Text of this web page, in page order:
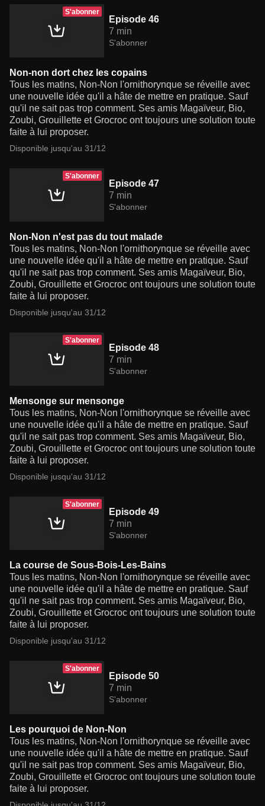
S'abonner
Episode 46
7 min
S'abonner
Non-non dort chez les copains
Tous les matins, Non-Non l'ornithorynque se réveille avec
une nouvelle idée qu'il a hâte de mettre en pratique. Sauf
qu'il ne sait pas trop comment. Ses amis Magaïveur, Bio,
Zoubi, Grouillette et Grocroc ont toujours une solution toute
faite à lui proposer.
Disponible jusqu'au 31/12
S'abonner
Episode 47
7 min
S'abonner
Non-Non n'est pas du tout malade
Tous les matins, Non-Non l'ornithorynque se réveille avec
une nouvelle idée qu'il a hâte de mettre en pratique. Sauf
qu'il ne sait pas trop comment. Ses amis Magaïveur, Bio,
Zoubi, Grouillette et Grocroc ont toujours une solution toute
faite à lui proposer.
Disponible jusqu'au 31/12
S'abonner
Episode 48
7 min
S'abonner
Mensonge sur mensonge
Tous les matins, Non-Non l'ornithorynque se réveille avec
une nouvelle idée qu'il a hâte de mettre en pratique. Sauf
qu'il ne sait pas trop comment. Ses amis Magaïveur, Bio,
Zoubi, Grouillette et Grocroc ont toujours une solution toute
faite à lui proposer.
Disponible jusqu'au 31/12
S'abonner
Episode 49
7 min
S'abonner
La course de Sous-Bois-Les-Bains
Tous les matins, Non-Non l'ornithorynque se réveille avec
une nouvelle idée qu'il a hâte de mettre en pratique. Sauf
qu'il ne sait pas trop comment. Ses amis Magaïveur, Bio,
Zoubi, Grouillette et Grocroc ont toujours une solution toute
faite à lui proposer.
Disponible jusqu'au 31/12
S'abonner
Episode 50
7 min
S'abonner
Les pourquoi de Non-Non
Tous les matins, Non-Non l'ornithorynque se réveille avec
une nouvelle idée qu'il a hâte de mettre en pratique. Sauf
qu'il ne sait pas trop comment. Ses amis Magaïveur, Bio,
Zoubi, Grouillette et Grocroc ont toujours une solution toute
faite à lui proposer.